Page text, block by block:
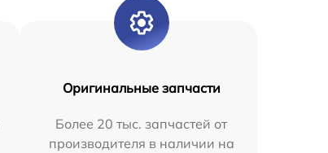
Оригинальные запчасти
Более 20 тыс. запчастей от
производителя в наличии на